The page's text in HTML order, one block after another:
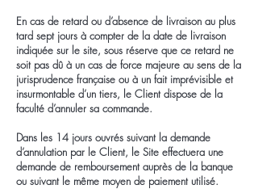
En cas de retard ou d’absence de livraison au plus
tard sept jours à compter de la date de livraison
indiquée sur le site, sous réserve que ce retard ne
soit pas dû à un cas de force majeure au sens de la
jurisprudence française ou à un fait imprévisible et
insurmontable d’un tiers, le Client dispose de la
faculté d’annuler sa commande.
Dans les 14 jours ouvrés suivant la demande
d’annulation par le Client, le Site effectuera une
demande de remboursement auprès de la banque
ou suivant le même moyen de paiement utilisé.